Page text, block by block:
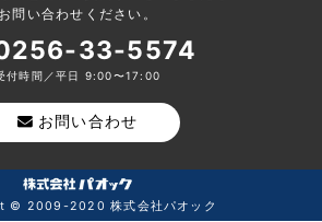
お問い合わせください。
33-5574
付時間／平日 9:00〜17:00
お問い合わせ
© 2009-2020 株式会社パオック